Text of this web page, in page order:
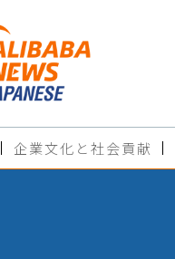
企業文化と社会貢献